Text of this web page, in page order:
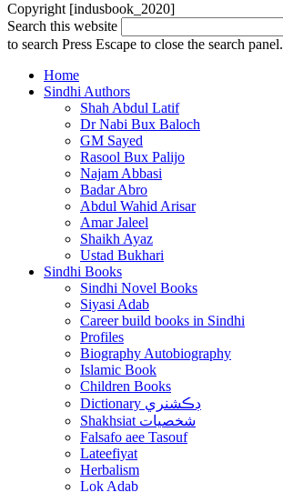
Copyright [indusbook_2020]
Search this website
to search Press Escape to close the search panel.
Home
Sindhi Authors
Shah Abdul Latif
Dr Nabi Bux Baloch
GM Sayed
Rasool Bux Palijo
Najam Abbasi
Badar Abro
Abdul Wahid Arisar
Amar Jaleel
Shaikh Ayaz
Ustad Bukhari
Sindhi Books
Sindhi Novel Books
Siyasi Adab
Career build books in Sindhi
Profiles
Biography Autobiography
Islamic Book
Children Books
Dictionary ڊڪشنري
Shakhsiat شخصيات
Falsafo aee Tasouf
Lateefiyat
Herbalism
Lok Adab